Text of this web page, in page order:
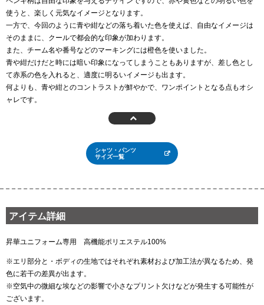
使うと、楽しく元気なイメージとなります。
一方で、今回のように青や紺などの落ち着いた色を使えば、自由なイメージは
そのままに、クールで都会的な印象が加わります。
また、チーム名や番号などのマーキングには橙色を使いました。
青や紺だけだと時には暗い印象になってしまうこともありますが、差し色とし
て赤系の色を入れると、適度に明るいイメージも出ます。
何よりも、青や紺とのコントラストが鮮やかで、ワンポイントとなる点もオシ
ャレです。
シャツ・パンツ
サイズ一覧
アイテム詳細
昇華ユニフォーム専用 高機能ポリエステル100%
※エリ部分と・ボディの生地ではそれぞれ素材および加工法が異なるため、発
色に若干の差異が出ます。
※空気中の微細な埃などの影響で小さなプリント欠けなどが発生する可能性が
ございます。